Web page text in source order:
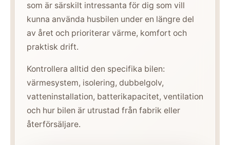
som är särskilt intressanta för dig som vill
kunna använda husbilen under en längre del
av året och prioriterar värme, komfort och
praktisk drift.
Kontrollera alltid den specifika bilen:
värmesystem, isolering, dubbelgolv,
vatteninstallation, batterikapacitet, ventilation
och hur bilen är utrustad från fabrik eller
återförsäljare.